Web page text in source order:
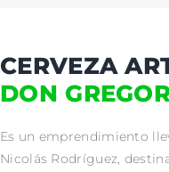
CERVEZA
DON
Es un emprendimiento
Nicolás Rodríguez,